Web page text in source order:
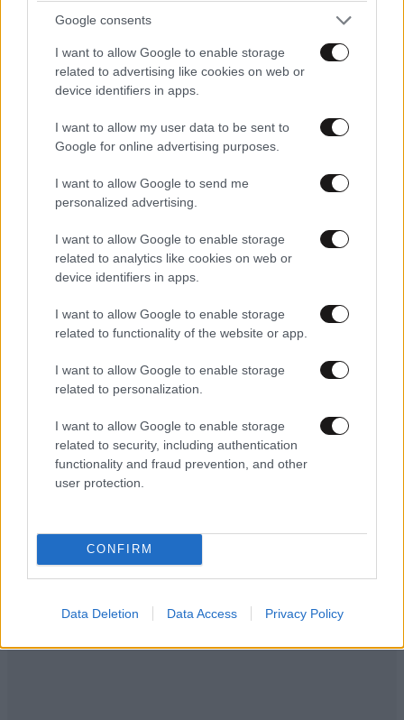
Google consents
I want to allow Google to enable storage
related to advertising like cookies on web or
device identifiers in apps.
I want to allow my user data to be sent to
Google for online advertising purposes.
I want to allow Google to send me
personalized advertising.
I want to allow Google to enable storage
related to analytics like cookies on web or
device identifiers in apps.
I want to allow Google to enable storage
related to functionality of the website or app.
I want to allow Google to enable storage
related to personalization.
I want to allow Google to enable storage
related to security, including authentication
functionality and fraud prevention, and other
user protection.
CONFIRM
Data Deletion Data Access Privacy Policy
ΣΑΝ ΣΉΜΕΡΑ
08·08·2026 00:08
σήμα που σταμάτησε τρένο με 2,6 εκατ.
Δίδυμους